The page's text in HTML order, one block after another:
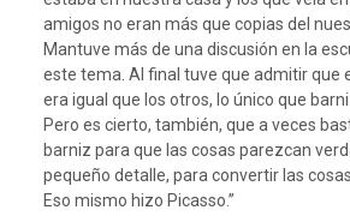
amigos no eran más que copias del
Mantuve más de una discusión en la
este tema. Al final tuve que admitir que
era igual que los otros, lo único que
Pero es cierto, también, que a veces
barniz para que las cosas parezcan
pequeño detalle, para convertir las
Eso mismo hizo Picasso.”